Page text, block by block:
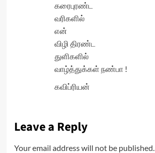
கரைபுரண்ட
வரிகளில்
என்
விழி திரண்ட
துளிகளில்
வாழ்த்துக்கள் நண்பா !
கவிப்ரியன்
Leave a Reply
Your email address will not be published.